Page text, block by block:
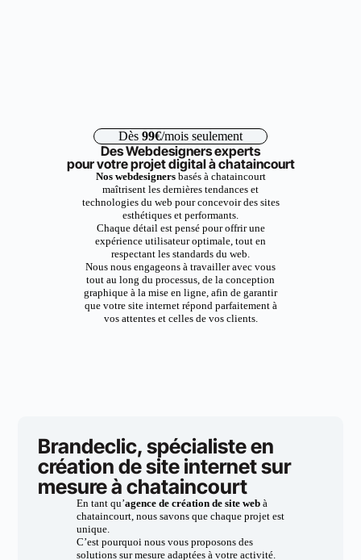
Dès 99€/mois seulement
Des Webdesigners experts
pour votre projet digital à chataincourt
Nos webdesignersbasés à chataincourt
maîtrisent les dernières tendances et
technologies du web pour concevoir des sites
esthétiques et performants.
Chaque détail est pensé pour offrir une
expérience utilisateur optimale, tout en
respectant les standards du web.
Nous nous engageons à travailler avec vous
tout au long du processus, de la conception
graphique à la mise en ligne, afin de garantir
que votre site internet répond parfaitement à
vos attentes et celles de vos clients.
Brandeclic, spécialiste en
création de site internet sur
mesure à chataincourt
En tant qu’agence de création de site webà
chataincourt, nous savons que chaque projet est
unique.
C’est pourquoi nous vous proposons des
solutions sur mesure adaptées à votre activité.